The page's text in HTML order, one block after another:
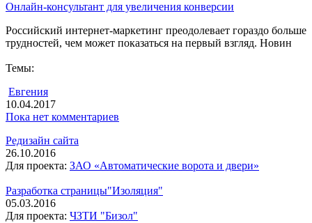
Онлайн-консультант для увеличения конверсии
Российский интернет-маркетинг преодолевает гораздо больше
трудностей, чем может показаться на первый взгляд. Новин
Темы:
Евгения
10.04.2017
Пока нет комментариев
Редизайн сайта
26.10.2016
Для проекта: ЗАО «Автоматические ворота и двери»
Разработка страницы"Изоляция"
05.03.2016
Для проекта: ЧЗТИ "Бизол"